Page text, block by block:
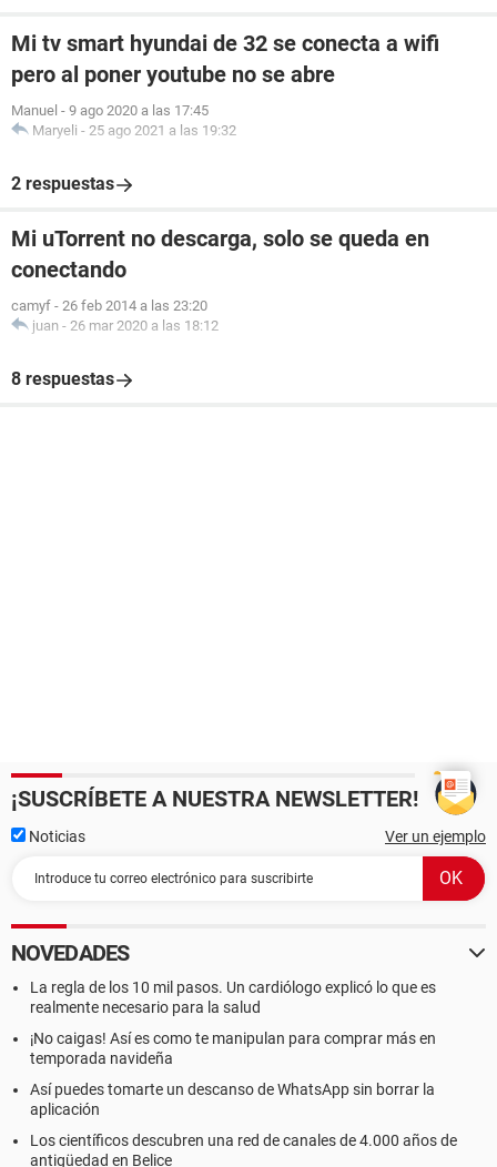
Mi tv smart hyundai de 32 se conecta a wifi
pero al poner youtube no se abre
Manuel - 9 ago 2020 a las 17:45
Maryeli - 25 ago 2021 a las 19:32
2 respuestas
Mi uTorrent no descarga, solo se queda en
conectando
camyf - 26 feb 2014 a las 23:20
juan - 26 mar 2020 a las 18:12
8 respuestas
¡SUSCRÍBETE A NUESTRA NEWSLETTER!
Noticias Ver un ejemplo
NOVEDADES
La regla de los 10 mil pasos. Un cardiólogo explicó lo que es
realmente necesario para la salud
¡No caigas! Así es como te manipulan para comprar más en
temporada navideña
Así puedes tomarte un descanso de WhatsApp sin borrar la
aplicación
Los científicos descubren una red de canales de 4.000 años de
antigüedad en Belice